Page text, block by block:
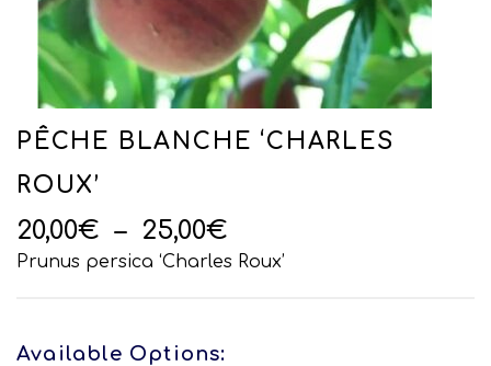
PÊCHE BLANCHE ‘CHARLES
ROUX’
20,00€ – 25,00€
de
Prunus persica ‘Charles Roux’
Available Options: